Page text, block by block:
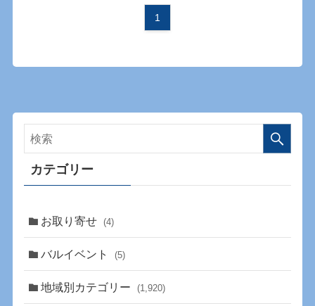
1
カテゴリー
お取り寄せ (4)
バルイベント (5)
地域別カテゴリー (1,920)